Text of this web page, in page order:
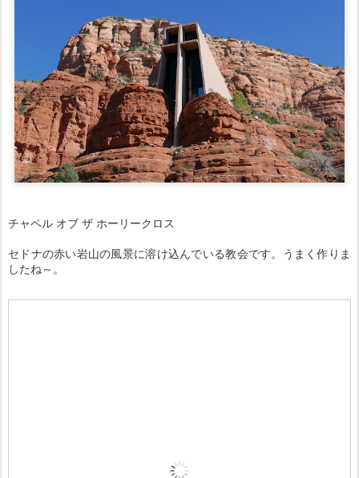
チャペル オブ ザ ホーリークロス
セドナの赤い岩山の風景に溶け込んでいる教会です。うまく作りま
したね～。